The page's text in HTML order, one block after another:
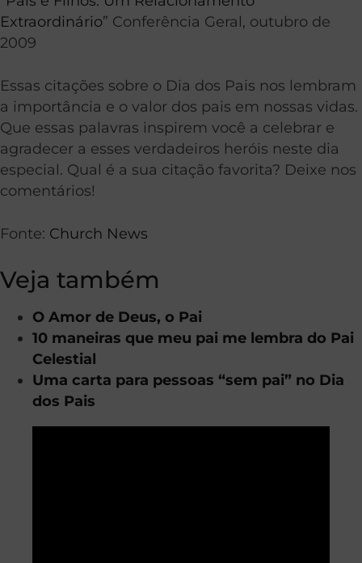
Extraordinário” Conferência Geral, outubro de
2009
Essas citações sobre o Dia dos Pais nos lembram
a importância e o valor dos pais em nossas vidas.
Que essas palavras inspirem você a celebrar e
agradecer a esses verdadeiros heróis neste dia
especial. Qual é a sua citação favorita? Deixe nos
comentários!
Fonte: Church News
Veja também
O Amor de Deus, o Pai
10 maneiras que meu pai me lembra do Pai
Celestial
Uma carta para pessoas “sem pai” no Dia
dos Pais